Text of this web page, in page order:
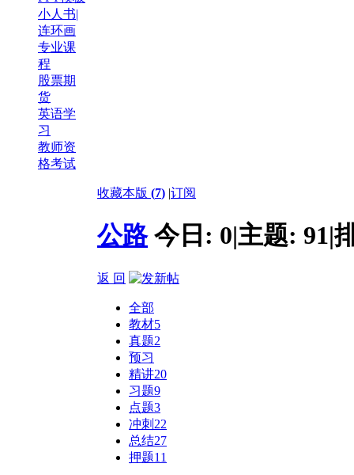
小人书|
连环画
专业课
程
股票期
货
英语学
习
教师资
格考试
收藏本版 (7) |订阅
公路 今日: 0|主题: 91|
返 回
全部
教材5
真题2
预习
精讲20
习题9
点题3
冲刺 22
总结27
押题11